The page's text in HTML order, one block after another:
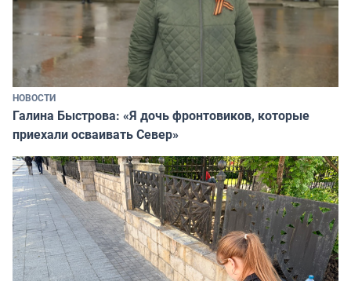
НОВОСТИ
Галина Быстрова: «Я дочь фронтовиков, которые
приехали осваивать Север»